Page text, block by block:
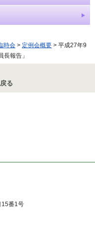
時会 > 定例会概要 > 平成27年9
報告」
る
15番1号